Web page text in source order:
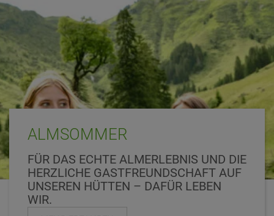
ALMSOMMER
FÜR DAS ECHTE ALMERLEBNIS UND DIE
HERZLICHE GASTFREUNDSCHAFT AUF
UNSEREN HÜTTEN – DAFÜR LEBEN
WIR.